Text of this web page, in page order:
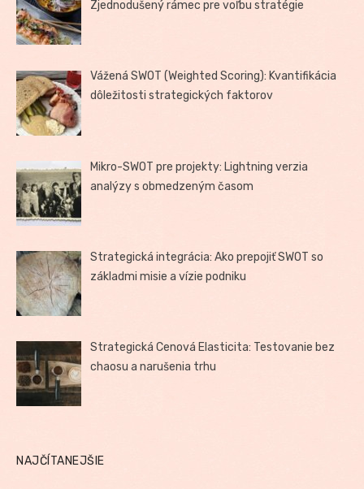
Zjednodušený rámec pre voľbu stratégie
Vážená SWOT (Weighted Scoring): Kvantifikácia
dôležitosti strategických faktorov
Mikro-SWOT pre projekty: Lightning verzia
analýzy s obmedzeným časom
Strategická integrácia: Ako prepojiť SWOT so
základmi misie a vízie podniku
Strategická Cenová Elasticita: Testovanie bez
chaosu a narušenia trhu
NAJČÍTANEJŠIE